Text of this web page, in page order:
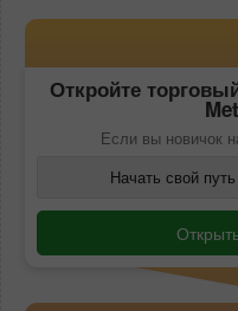
Откройте
Если вы новичок
Начать свой